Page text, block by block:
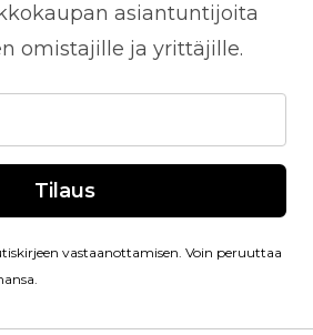
asiantuntijoita
omistajille ja yrittäjille.
Tilaus
vastaanottamisen. Voin peruuttaa